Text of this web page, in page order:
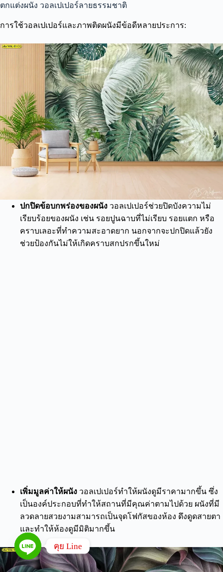
ตกแต่งผนัง วอลเปเปอร์ลายธรรมชาติ
การใช้วอลเปเปอร์และภาพติดผนังมีข้อดีหลายประการ:
ปกปิดข้อบกพร่องของผนัง วอลเปเปอร์ช่วยปิดบังความไม่
เรียบร้อยของผนัง เช่น รอยปูนฉาบที่ไม่เรียบ รอยแตก หรือ
คราบเลอะที่ทำความสะอาดยาก นอกจากจะปกปิดแล้วยัง
ช่วยป้องกันไม่ให้เกิดคราบสกปรกขึ้นใหม่
เพิ่มมูลค่าให้ผนัง วอลเปเปอร์ทำให้ผนังดูมีราคามากขึ้น ซึ่ง
เป็นองค์ประกอบที่ทำให้สถานที่มีคุณค่าตามไปด้วย ผนังที่มี
ลวดลายสวยงามสามารถเป็นจุดโฟกัสของห้อง ดึงดูดสายตา
และทำให้ห้องดูมีมิติมากขึ้น
คุย Line